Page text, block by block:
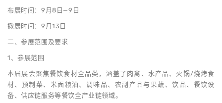
布展时间：9月8日—9日
撤展时间：9月13日
二、参展范围及要求
1、参展范围
本届展会聚焦餐饮食材全品类，涵盖了肉禽、水产品、火锅/烧烤食
材、预制菜、米面粮油、调味品、农副产品与果蔬、饮品、餐饮设
备、供应链服务等餐饮全产业链领域。